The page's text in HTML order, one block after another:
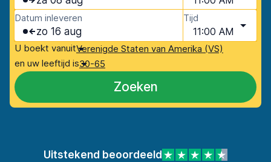
Datum inleveren
zo 16 aug
Tijd
11:00 AM
U boekt vanuitVerenigde Staten van Amerika (VS)
en uw leeftijd is30-65
Zoeken
Uitstekend beoordeeld